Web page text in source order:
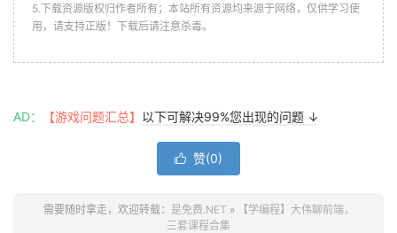
5.下载资源版权归作者所有；本站所有资源均来源于网络，仅供学习使
用，请支持正版！下载后请注意杀毒。
AD： 【游戏问题汇总】 以下可解决99%您出现的问题 ↓
 赞(0)
需要随时拿走，欢迎转载： 是免费.NET »
【学编程】大伟聊前端，
三套课程合集